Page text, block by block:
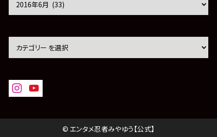
カ
ブ
© エンタメ忍者みやゆう【公式】